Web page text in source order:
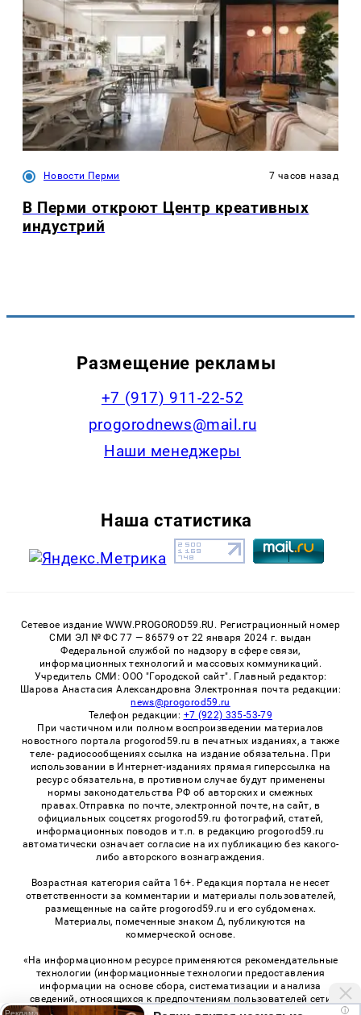
Новости Перми 7 часов назад
В Перми откроют Центр креативных
индустрий
Размещение рекламы
+7 (917) 911-22-52
progorodnews@mail.ru
Наши менеджеры
Наша статистика
Сетевое издание WWW.PROGOROD59.RU. Регистрационный номер
СМИ ЭЛ № ФС 77 — 86579 от 22 января 2024 г. выдан
Федеральной службой по надзору в сфере связи,
информационных технологий и массовых коммуникаций.
Учредитель СМИ: ООО "Городской сайт". Главный редактор:
Шарова Анастасия Александровна Электронная почта редакции:
news@progorod59.ru
Телефон редакции: +7 (922) 335-53-79
При частичном или полном воспроизведении материалов
новостного портала progorod59.ru в печатных изданиях, а также
теле- радиосообщениях ссылка на издание обязательна. При
использовании в Интернет-изданиях прямая гиперссылка на
ресурс обязательна, в противном случае будут применены
нормы законодательства РФ об авторских и смежных
правах.Отправка по почте, электронной почте, на сайт, в
официальных соцсетях progorod59.ru фотографий, статей,
информационных поводов и т.п. в редакцию progorod59.ru
автоматически означает согласие на их публикацию без какого-
либо авторского вознаграждения.
Возрастная категория сайта 16+. Редакция портала не несет
ответственности за комментарии и материалы пользователей,
размещенные на сайте progorod59.ru и его субдоменах.
Материалы, помеченные знаком Δ, публикуются на
коммерческой основе.
«На информационном ресурсе применяются рекомендательные
технологии (информационные технологии предоставления
информации на основе сбора, систематизации и анализа
сведений, относящихся к предпочтениям пользователей сети
«Интернет», находящихся на территории Российской
i